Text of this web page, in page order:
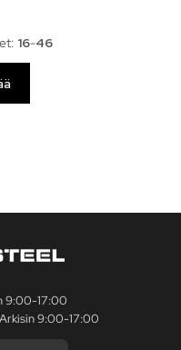
16-46
9:00-17:00
9:00-17:00